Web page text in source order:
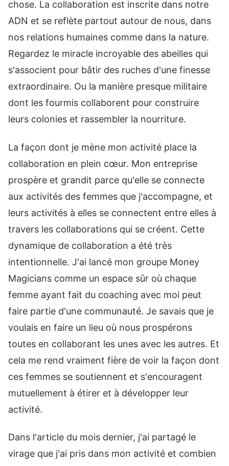
chose. La collaboration est inscrite dans notre
ADN et se reflète partout autour de nous, dans
nos relations humaines comme dans la nature.
Regardez le miracle incroyable des abeilles qui
s'associent pour bâtir des ruches d'une finesse
extraordinaire. Ou la manière presque militaire
dont les fourmis collaborent pour construire
leurs colonies et rassembler la nourriture.
La façon dont je mène mon activité place la
collaboration en plein cœur. Mon entreprise
prospère et grandit parce qu'elle se connecte
aux activités des femmes que j'accompagne, et
leurs activités à elles se connectent entre elles à
travers les collaborations qui se créent. Cette
dynamique de collaboration a été très
intentionnelle. J'ai lancé mon groupe Money
Magicians comme un espace sûr où chaque
femme ayant fait du coaching avec moi peut
faire partie d'une communauté. Je savais que je
voulais en faire un lieu où nous prospérons
toutes en collaborant les unes avec les autres. Et
cela me rend vraiment fière de voir la façon dont
ces femmes se soutiennent et s'encouragent
mutuellement à étirer et à développer leur
activité.
Dans l'article du mois dernier, j'ai partagé le
virage que j'ai pris dans mon activité et combien